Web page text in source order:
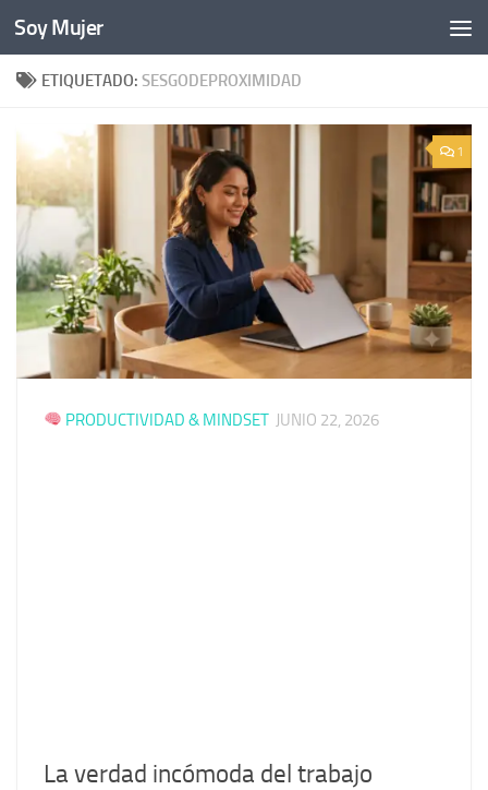
Bajo el contenido
Soy Mujer
ETIQUETADO: SESGODEPROXIMIDAD
1
PRODUCTIVIDAD & MINDSET JUNIO 22, 2026
La verdad incómoda del trabajo